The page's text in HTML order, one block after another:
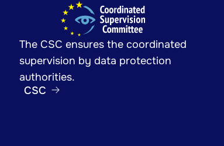
The CSC ensures the coordinated
supervision by data protection
authorities.
CSC